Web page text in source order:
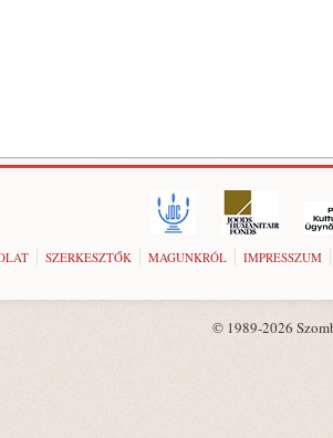
SZERKESZTŐK MAGUNKRÓL IMPRESSZUM
© 1989-2026